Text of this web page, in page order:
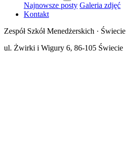
Najnowsze posty Galeria zdjęć
Kontakt
Zespół Szkół Menedżerskich · Świecie
ul. Żwirki i Wigury 6, 86-105 Świecie